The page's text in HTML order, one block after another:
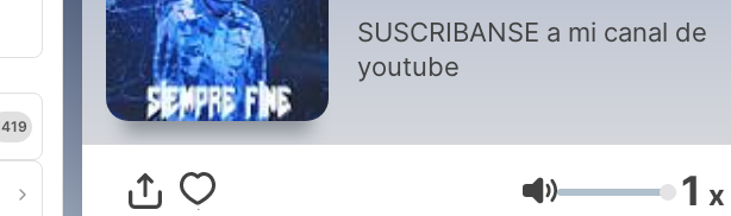
SUSCRIBANSE a mi canal de
youtube
Volumen 1 x